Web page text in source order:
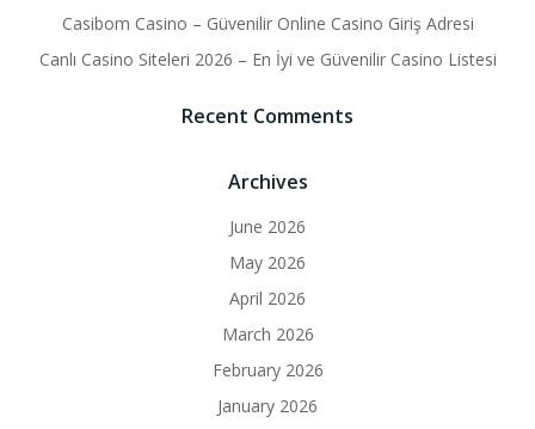
Casibom Casino – Güvenilir Online Casino Giriş Adresi
Canlı Casino Siteleri 2026 – En İyi ve Güvenilir Casino Listesi
Recent Comments
Archives
June 2026
May 2026
April 2026
March 2026
February 2026
January 2026